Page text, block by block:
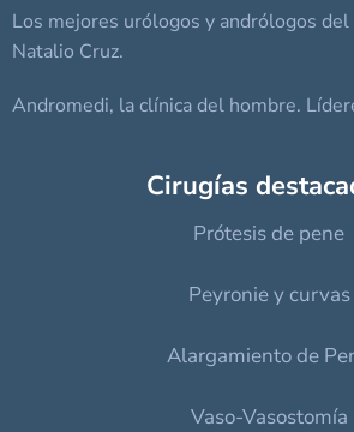
Los mejores urólogos y andrólogos
Natalio Cruz.
Andromedi, la clínica del hombre.
Cirugías
Prótesis de pene
Peyronie y curvas
Alargamiento de
Vaso-Vasostomía